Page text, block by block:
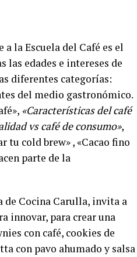
la Escuela del Café es el
las edades e intereses de
diferentes categorías:
del medio gastronómico.
«Características del café
vs café de consumo»,
tu cold brew» , «Cacao fino
parte de la
de Cocina Carulla, invita a
innovar, para crear una
con café, cookies de
con pavo ahumado y salsa